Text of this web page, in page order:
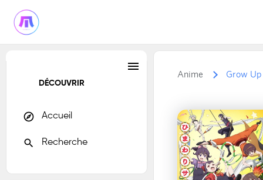
menu
DÉCOUVRIR
explore Accueil
search Recherche
Anime Grow